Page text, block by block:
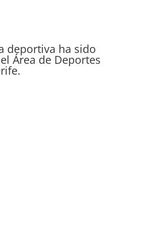
deportiva ha sido
Área de Deportes